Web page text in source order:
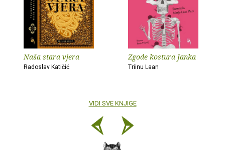
Naša stara vjera
Radoslav Katičić
Zgode kostura Janka
Triinu Laan
VIDI SVE KNJIGE